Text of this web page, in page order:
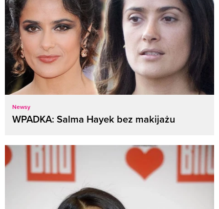
Newsy
WPADKA: Salma Hayek bez makijażu